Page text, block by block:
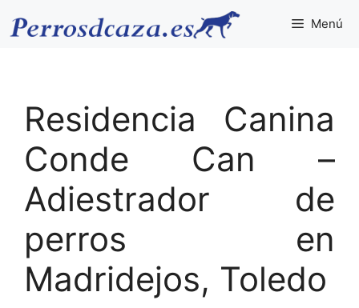
Menú
Residencia Canina
Conde Can –
Adiestrador de
perros en
Madridejos, Toledo